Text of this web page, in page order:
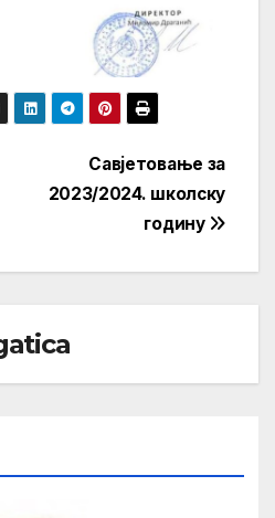
Савјетовање за
2023/2024. школску
годину